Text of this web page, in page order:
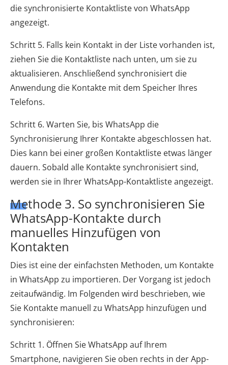
die synchronisierte Kontaktliste von WhatsApp
angezeigt.
Schritt 5. Falls kein Kontakt in der Liste vorhanden ist,
ziehen Sie die Kontaktliste nach unten, um sie zu
aktualisieren. Anschließend synchronisiert die
Anwendung die Kontakte mit dem Speicher Ihres
Telefons.
Schritt 6. Warten Sie, bis WhatsApp die
Synchronisierung Ihrer Kontakte abgeschlossen hat.
Dies kann bei einer großen Kontaktliste etwas länger
dauern. Sobald alle Kontakte synchronisiert sind,
werden sie in Ihrer WhatsApp-Kontaktliste angezeigt.
Methode 3. So synchronisieren Sie
WhatsApp-Kontakte durch
manuelles Hinzufügen von
Kontakten
Dies ist eine der einfachsten Methoden, um Kontakte
in WhatsApp zu importieren. Der Vorgang ist jedoch
zeitaufwändig. Im Folgenden wird beschrieben, wie
Sie Kontakte manuell zu WhatsApp hinzufügen und
synchronisieren:
Schritt 1. Öffnen Sie WhatsApp auf Ihrem
Smartphone, navigieren Sie oben rechts in der App-